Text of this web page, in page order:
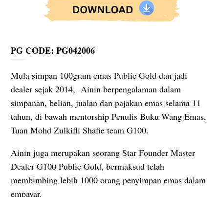
PG CODE: PG042006
Mula simpan 100gram emas Public Gold dan jadi
dealer sejak 2014, Ainin berpengalaman dalam
simpanan, belian, jualan dan pajakan emas selama 11
tahun, di bawah mentorship Penulis Buku Wang Emas,
Tuan Mohd Zulkifli Shafie team G100.
Ainin juga merupakan seorang Star Founder Master
Dealer G100 Public Gold, bermaksud telah
membimbing lebih 1000 orang penyimpan emas dalam
empayar.